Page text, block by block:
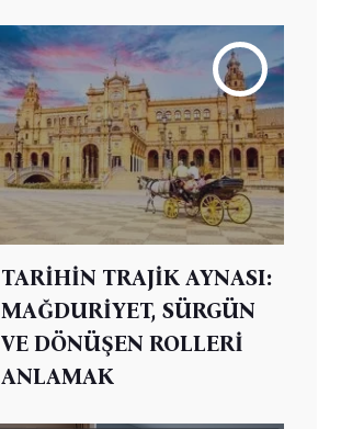
TARİHİN TRAJİK AYNASI:
MAĞDURİYET, SÜRGÜN
VE DÖNÜŞEN ROLLERİ
ANLAMAK